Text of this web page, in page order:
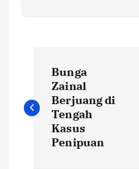
a
v
Bunga
Zainal
Berjuang di
Tengah
Kasus
Penipuan